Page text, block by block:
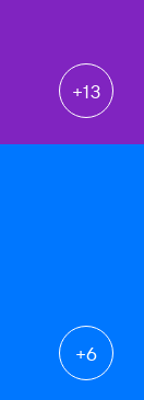
+13
+6